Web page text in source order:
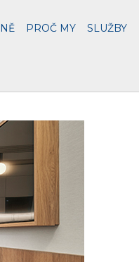
PROČ MY SLUŽBY